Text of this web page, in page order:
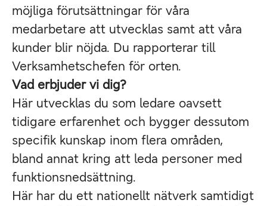
möjliga förutsättningar för våra
medarbetare att utvecklas samt att våra
kunder blir nöjda. Du rapporterar till
Verksamhetschefen för orten.
Vad erbjuder vi dig?
Här utvecklas du som ledare oavsett
tidigare erfarenhet och bygger dessutom
specifik kunskap inom flera områden,
bland annat kring att leda personer med
funktionsnedsättning.
Här har du ett nationellt nätverk samtidigt